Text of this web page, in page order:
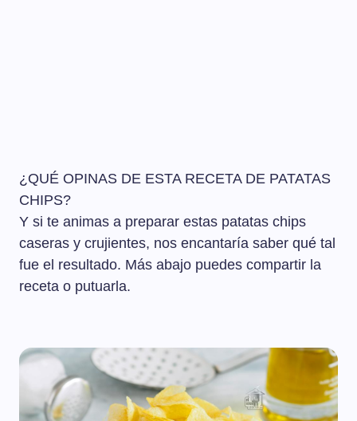
¿QUÉ OPINAS DE ESTA RECETA DE PATATAS
CHIPS?
Y si te animas a preparar estas patatas chips
caseras y crujientes, nos encantaría saber qué tal
fue el resultado. Más abajo puedes compartir la
receta o putuarla.